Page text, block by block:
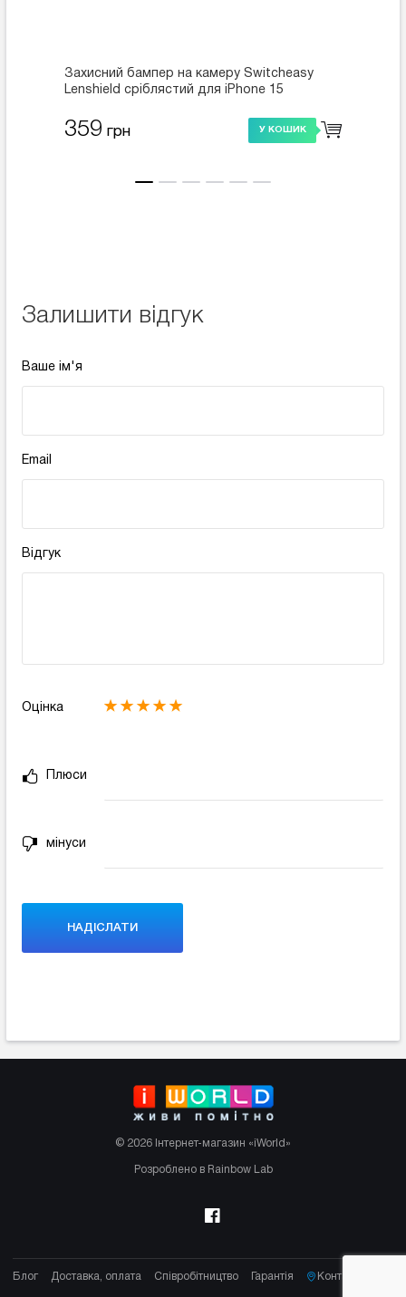
Захисний бампер на камеру Switcheasy
Lenshield сріблястий для iPhone 15
359 грн У КОШИК
Залишити відгук
Ваше ім'я
Email
Відгук
Оцінка
Плюси
мінуси
© 2026 Інтернет-магазин «iWorld»
Розроблено в Rainbow Lab
Блог Доставка, оплата Співробітництво Гарантія Контакти